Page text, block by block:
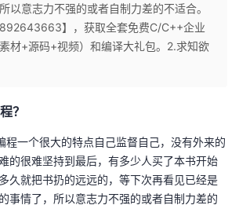
以意志力不强的或者自制力差的不适合。
】，获取全套免费C/C++企业
材+源码+视频）和编译大礼包。2.求知欲
？
程一个很大的特点自己监督自己，没有外来的
的很难坚持到最后，有多少人买了本书开始
久就把书扔的远远的，等下次再看见已经是
事情了，所以意志力不强的或者自制力差的